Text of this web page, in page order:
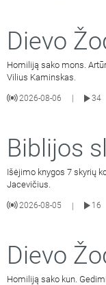
Dievo
Homiliją sako mons.
Vilius Kaminskas.
2026-08-06
34
Biblijos
Išėjimo knygos 7 skyrių
Jacevičius.
2026-08-05 |
16
Dievo
Homiliją sako kun.